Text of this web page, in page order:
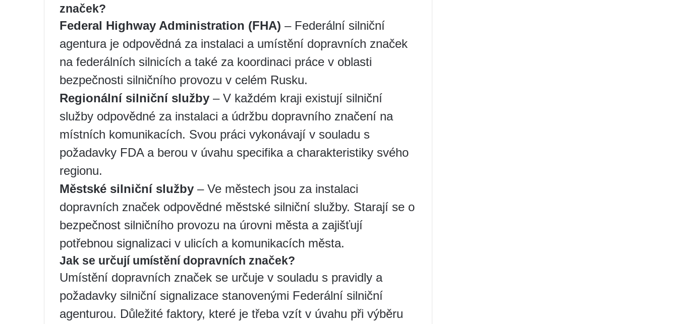
značek?
Federal Highway Administration (FHA) – Federální silniční
agentura je odpovědná za instalaci a umístění dopravních značek
na federálních silnicích a také za koordinaci práce v oblasti
bezpečnosti silničního provozu v celém Rusku.
Regionální silniční služby – V každém kraji existují silniční
služby odpovědné za instalaci a údržbu dopravního značení na
místních komunikacích. Svou práci vykonávají v souladu s
požadavky FDA a berou v úvahu specifika a charakteristiky svého
regionu.
Městské silniční služby – Ve městech jsou za instalaci
dopravních značek odpovědné městské silniční služby. Starají se o
bezpečnost silničního provozu na úrovni města a zajišťují
potřebnou signalizaci v ulicích a komunikacích města.
Jak se určují umístění dopravních značek?
Umístění dopravních značek se určuje v souladu s pravidly a
požadavky silniční signalizace stanovenými Federální silniční
agenturou. Důležité faktory, které je třeba vzít v úvahu při výběru